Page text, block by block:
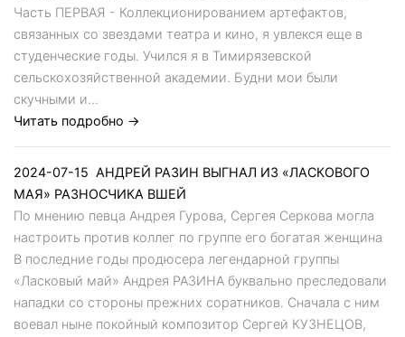
Часть ПЕРВАЯ - Коллекционированием артефактов,
связанных со звездами театра и кино, я увлекся еще в
студенческие годы. Учился я в Тимирязевской
сельскохозяйственной академии. Будни мои были
скучными и...
Читать подробно →
2024-07-15 АНДРЕЙ РАЗИН ВЫГНАЛ ИЗ «ЛАСКОВОГО
МАЯ» РАЗНОСЧИКА ВШЕЙ
По мнению певца Андрея Гурова, Сергея Серкова могла
настроить против коллег по группе его богатая женщина
В последние годы продюсера легендарной группы
«Ласковый май» Андрея РАЗИНА буквально преследовали
нападки со стороны прежних соратников. Сначала с ним
воевал ныне покойный композитор Сергей КУЗНЕЦОВ,